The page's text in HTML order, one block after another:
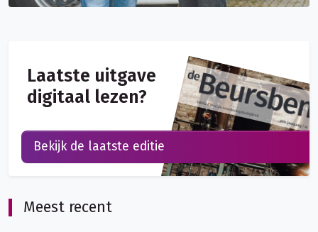
Meest recent
Laatste uitgave
digitaal lezen?
Bekijk de laatste editie